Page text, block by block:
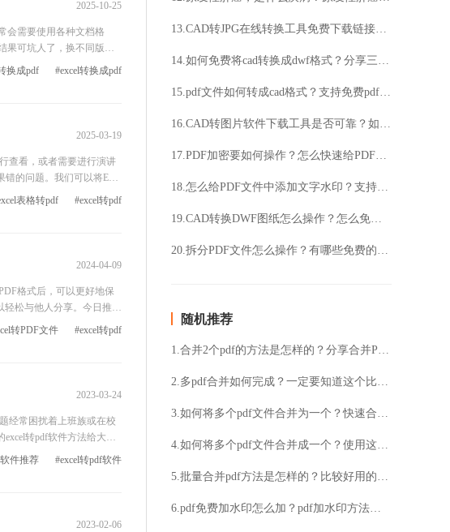
2025-10-25
会需要使用各种文档格
果可坑人了，换不同版本
所有数据、图表和统计标记
#excel转换成pdf
换成pdf
2025-03-19
查看，或者需要进行演讲
的问题。我们可以将Exce
脑系统中呈现的内容不
#excel转pdf
表格转pdf
2024-04-09
格式后，可以更好地保
轻松与他人分享。今日推荐
#excel转pdf
转PDF文件
2023-03-24
经常困扰着上班族或在校
转pdf软件方法给大
#excel转pdf软件
件推荐
2023-02-06
13.CAD转JPG在线转换工具免费下载链接？如何找到最快速的转换工具？
14.如何免费将cad转换成dwf格式？分享三款好用的cad版本转换工具！
15.pdf文件如何转成cad格式？支持免费pdf转cad吗？
16.CAD转图片软件下载工具是否可靠？如何选择最适合的软件？
17.PDF加密要如何操作？怎么快速给PDF加上密码？
18.怎么给PDF文件中添加文字水印？支持给多页PDF一键添加水印吗？
19.CAD转换DWF图纸怎么操作？怎么免费将CAD转成DWF格式？
20.拆分PDF文件怎么操作？有哪些免费的拆分PDF方法？
随机推荐
1.合并2个pdf的方法是怎样的？分享合并PDF最简单的方法
2.多pdf合并如何完成？一定要知道这个比较好用的pdf合并工具
3.如何将多个pdf文件合并为一个？快速合并PDF的方法一定要掌握！
4.如何将多个pdf文件合并成一个？使用这个方法很实用！
5.批量合并pdf方法是怎样的？比较好用的pdf合并工具介绍
6.pdf免费加水印怎么加？pdf加水印方法分享